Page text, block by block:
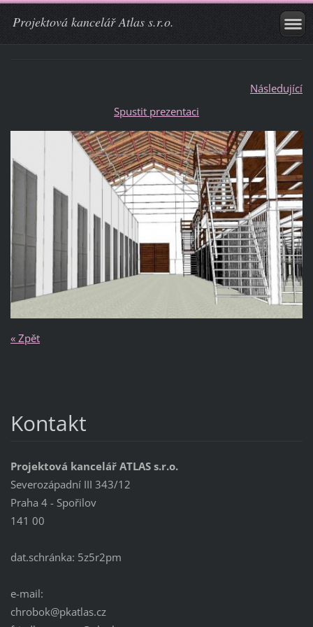
Projektová kancelář Atlas s.r.o.
Následující
Spustit prezentaci
« Zpět
Kontakt
Projektová kancelář ATLAS s.r.o.
Severozápadní III 343/12
Praha 4 - Spořilov
141 00
dat.schránka: 5z5r2pm
e-mail:
chrobok@pkatlas.cz